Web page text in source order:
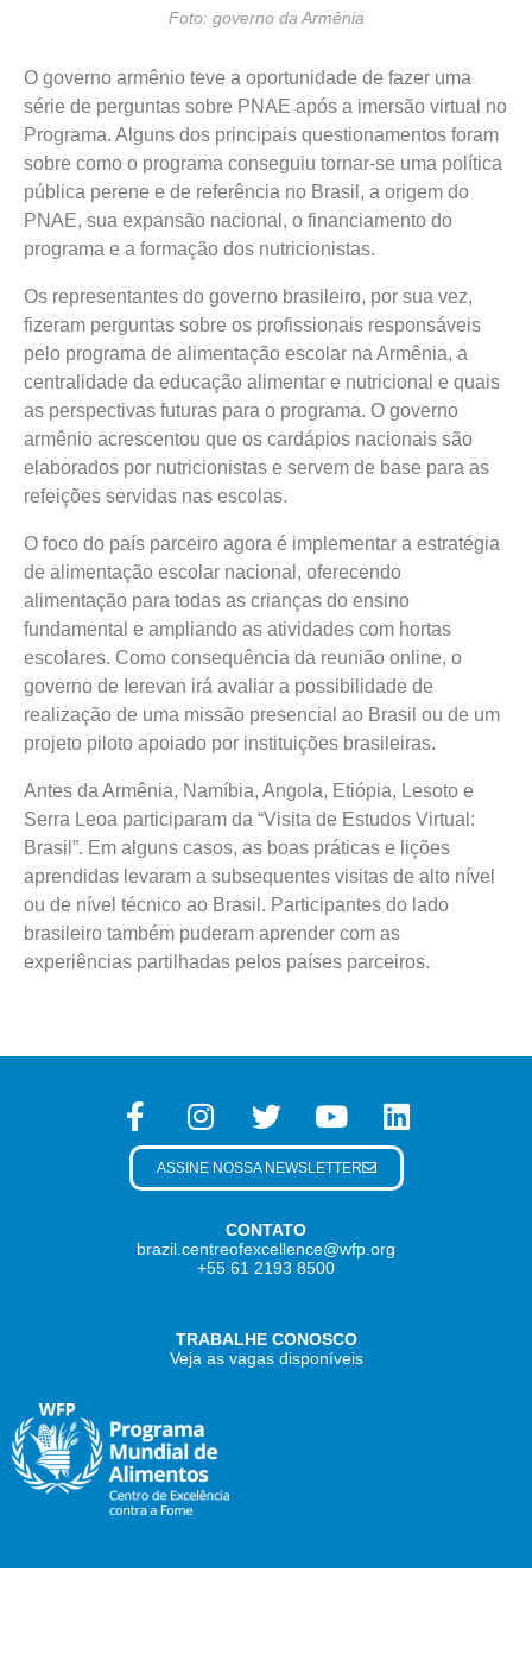
Foto: governo da Armênia
O governo armênio teve a oportunidade de fazer uma
série de perguntas sobre PNAE após a imersão virtual no
Programa. Alguns dos principais questionamentos foram
sobre como o programa conseguiu tornar-se uma política
pública perene e de referência no Brasil, a origem do
PNAE, sua expansão nacional, o financiamento do
programa e a formação dos nutricionistas.
Os representantes do governo brasileiro, por sua vez,
fizeram perguntas sobre os profissionais responsáveis
pelo programa de alimentação escolar na Armênia, a
centralidade da educação alimentar e nutricional e quais
as perspectivas futuras para o programa. O governo
armênio acrescentou que os cardápios nacionais são
elaborados por nutricionistas e servem de base para as
refeições servidas nas escolas.
O foco do país parceiro agora é implementar a estratégia
de alimentação escolar nacional, oferecendo
alimentação para todas as crianças do ensino
fundamental e ampliando as atividades com hortas
escolares. Como consequência da reunião online, o
governo de Ierevan irá avaliar a possibilidade de
realização de uma missão presencial ao Brasil ou de um
projeto piloto apoiado por instituições brasileiras.
Antes da Armênia, Namíbia, Angola, Etiópia, Lesoto e
Serra Leoa participaram da “Visita de Estudos Virtual:
Brasil”. Em alguns casos, as boas práticas e lições
aprendidas levaram a subsequentes visitas de alto nível
ou de nível técnico ao Brasil. Participantes do lado
brasileiro também puderam aprender com as
experiências partilhadas pelos países parceiros.
CONTATO
brazil.centreofexcellence@wfp.org
+55 61 2193 8500
TRABALHE CONOSCO
Veja as vagas disponíveis
ASSINE NOSSA NEWSLETTER